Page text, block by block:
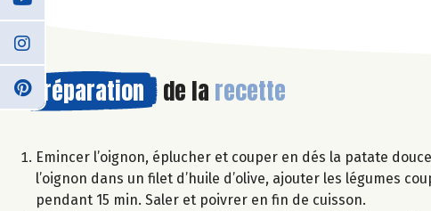
Préparation de la recette
Emincer l’oignon, éplucher et couper en dés la patate
l’oignon dans un filet d’huile d’olive, ajouter les légumes
pendant 15 min. Saler et poivrer en fin de cuisson.